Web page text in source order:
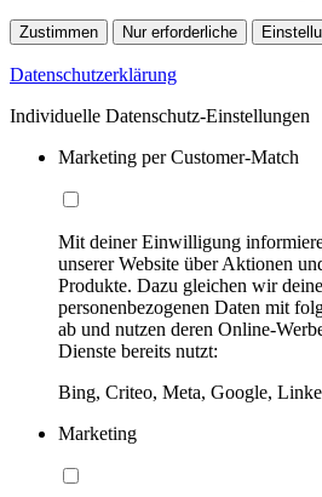
Zustimmen Nur erforderliche
Datenschutzerklärung
Individuelle Datenschutz-Einstellungen
Marketing per Customer-Match
Mit deiner Einwilligung
unserer Website über Aktionen
Produkte. Dazu gleichen wir
personenbezogenen Daten mit
ab und nutzen deren Online-
Dienste bereits nutzt:
Bing, Criteo, Meta, Google,
Marketing